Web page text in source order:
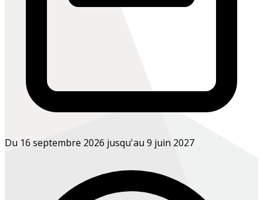
Du 16 septembre 2026 jusqu'au 9 juin 2027